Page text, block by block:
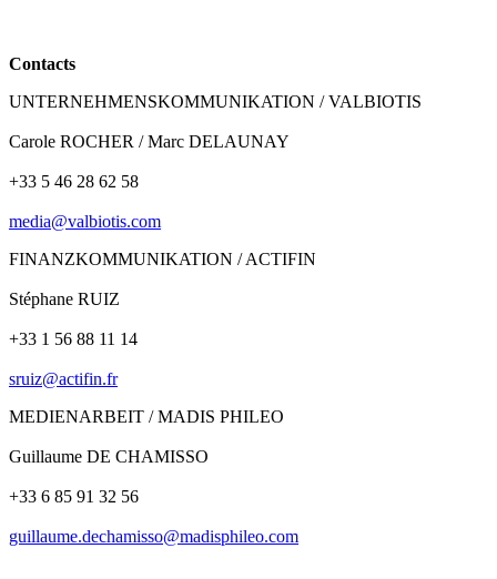
Contacts
UNTERNEHMENSKOMMUNIKATION / VALBIOTIS
Carole ROCHER / Marc DELAUNAY
+33 5 46 28 62 58
media@valbiotis.com
FINANZKOMMUNIKATION / ACTIFIN
Stéphane RUIZ
+33 1 56 88 11 14
sruiz@actifin.fr
MEDIENARBEIT / MADIS PHILEO
Guillaume DE CHAMISSO
+33 6 85 91 32 56
guillaume.dechamisso@madisphileo.com